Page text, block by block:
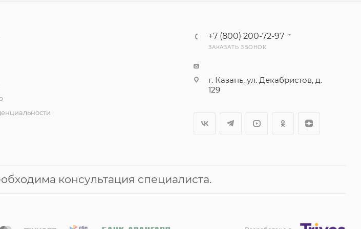
+7 (800) 200-72-97
ЗАКАЗАТЬ ЗВОНОК
г. Казань, ул. Декабристов, д.
129
консультация специалиста.